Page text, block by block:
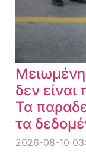
Μειωμένη
δεν
Τα
τα
2026-08-10